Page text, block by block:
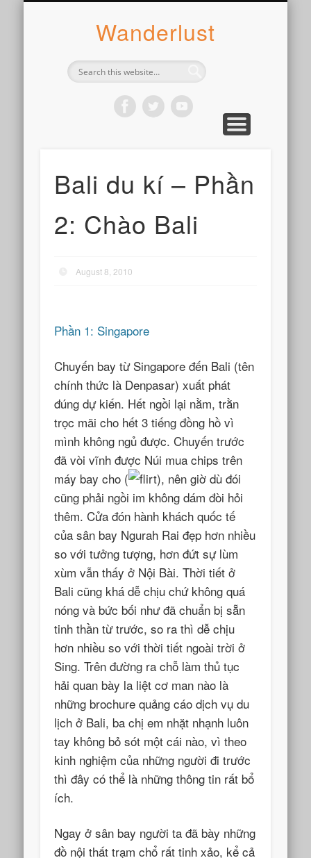
Wanderlust
ABOUT SYLVIE
WRITE
READ
WANDER
WEAR
COOK
PHOTOGRAPH
Bali du kí – Phần
2: Chào Bali
August 8, 2010
Phần 1: Singapore
Chuyến bay từ Singapore đến Bali (tên
chính thức là Denpasar) xuất phát
đúng dự kiến. Hết ngồi lại nằm, trằn
trọc mãi cho hết 3 tiếng đồng hồ vì
mình không ngủ được. Chuyến trước
đã vòi vĩnh được Núi mua chips trên
máy bay cho (
), nên giờ dù đói
cũng phải ngồi im không dám đòi hỏi
thêm. Cửa đón hành khách quốc tế
của sân bay Ngurah Rai đẹp hơn nhiều
so với tưởng tượng, hơn đứt sự lùm
xùm vẫn thấy ở Nội Bài. Thời tiết ở
Bali cũng khá dễ chịu chứ không quá
nóng và bức bối như đã chuẩn bị sẵn
tinh thần từ trước, so ra thì dễ chịu
hơn nhiều so với thời tiết ngoài trời ở
Sing. Trên đường ra chỗ làm thủ tục
hải quan bày la liệt cơ man nào là
những brochure quảng cáo dịch vụ du
lịch ở Bali, ba chị em nhặt nhạnh luôn
tay không bỏ sót một cái nào, vì theo
kinh nghiệm của những người đi trước
thì đây có thể là những thông tin rất bổ
ích.
Ngay ở sân bay người ta đã bày những
đồ nội thất trạm chổ rất tinh xảo, kể cả